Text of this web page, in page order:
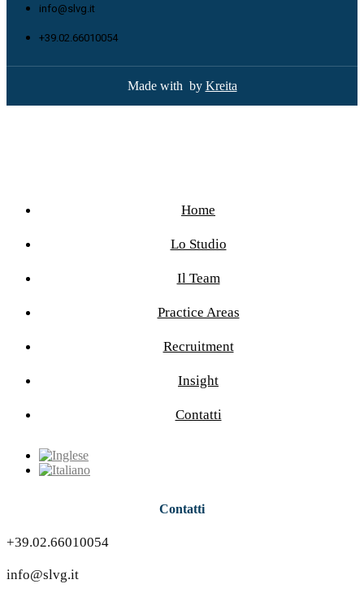
info@slvg.it
+39.02.66010054
Made with by Kreita
Home
Lo Studio
Il Team
Practice Areas
Recruitment
Insight
Contatti
Contatti
+39.02.66010054
info@slvg.it